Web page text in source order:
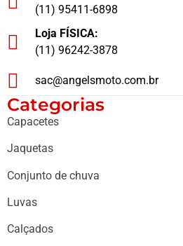
(11) 95411-6898
Loja FÍSICA:
(11) 96242-3878
sac@angelsmoto.com.br
Categorias
Capacetes
Jaquetas
Conjunto de chuva
Luvas
Calçados